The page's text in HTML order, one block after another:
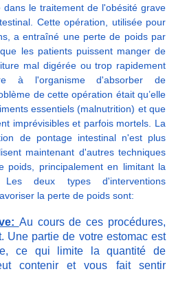
le traitement de l'obésité grave
Cette opération, utilisée pour
a entraîné une perte de poids par
les patients puissent manger de
mal digérée ou trop rapidement
à l'organisme d'absorber de
de cette opération était qu’elle
essentiels (malnutrition) et que
imprévisibles et parfois mortels. La
de pontage intestinal n'est plus
maintenant d'autres techniques
poids, principalement en limitant la
deux types d'interventions
la perte de poids sont:
Au cours de ces procédures,
Une partie de votre estomac est
ce qui limite la quantité de
contenir et vous fait sentir